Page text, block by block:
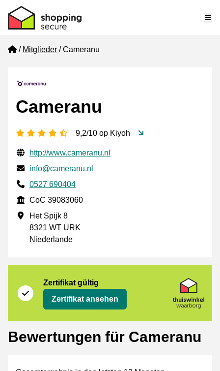
Home
Mitglieder Cameranu
Cameranu
[_General:NumberOfStarsPluralFormat]
9,2/10 op Kiyoh
Geprüfte Kontaktinformationen
Website URL
http://www.cameranu.nl
E-mail
info@cameranu.nl
Phone number
0527 690404
CoC
CoC 39083060
Geschäftsadresse
Het Spijk 8
8321 WT URK
Niederlande
Zertifikat gültig
Zertifikat ansehen
Bewertungen für Cameranu